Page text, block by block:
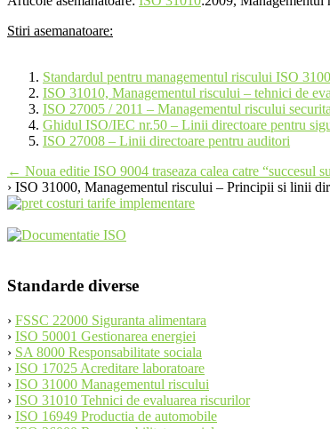
Stiri asemanatoare:
Standardul pentru managementul riscului ISO
ISO 31010, Managementul riscului – tehnici de
ISO 27005 / 2011 – Managementul riscului
Ghidul ISO/IEC nr.50 – Linii directoare pentru
ISO 27008 – Linii directoare pentru auditori
Post
navigation
← Noua editie ISO 9004 traseaza calea catre “succesul
› ISO 31000, Managementul riscului – Principii si linii
Standarde diverse
› FSSC 22000 Siguranta alimentara
› ISO 50001 Gestionarea energiei
› SA 8000 Responsabilitate sociala
› ISO 17025 Acreditare laboratoare
› ISO 31000 Managementul riscului
› ISO 31010 Tehnici de evaluarea riscurilor
› ISO 16949 Productia de automobile